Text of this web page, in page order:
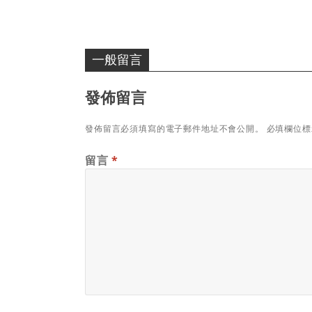
一般留言
發佈留言
發佈留言必須填寫的電子郵件地址不會公開。 必填欄位
留言 *